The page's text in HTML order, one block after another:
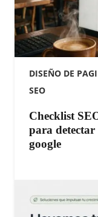
DISEÑO DE
SEO
Checklist
para detectar
google